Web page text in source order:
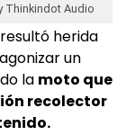
Thinkindot Audio
herida
un
la moto que
recolector